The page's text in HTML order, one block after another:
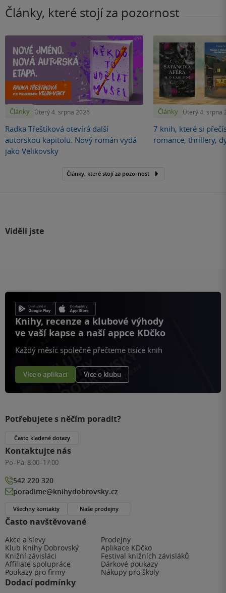
Články, které stojí za pozornost
Články Úterý 4. srpna 2026
Radka Třeštíková otevírá další
autorskou kapitolu. Nový román vydá
jako Velikovsky
Články Úterý 4. srpna
7 knih, které si
romance, thrillery,
Články, které stojí za pozornost
Viděli jste
Knihy, recenze a klubové výhody
ve vaší kapse a naší appce KDčko
Každý měsíc společně přečteme tisíce knih
Více o aplikaci Více o klubu
Často navštěvované
Akce a slevy
Prodejny
Klub Knihy Dobrovský
Aplikace KDčko
Knižní závisláci
Festival knižních závisláků
Affiliate spolupráce
Dárkové poukazy
Poukazy pro firmy
Nákupy pro školy
Dodací podmínky
Potřebujete s něčím poradit?
Často kladené dotazy
Kontaktujte nás
Po–Pá: 8:00–17:00
542 220 320
poradime@knihydobrovsky.cz
Všechny kontakty Naše prodejny